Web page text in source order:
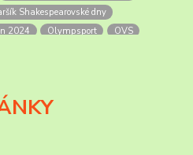
Shakespearovské dny
2024 Olympsport
OVS
exponát